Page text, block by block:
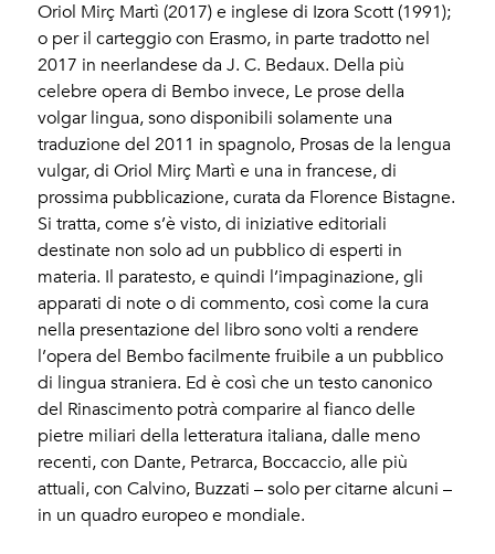
Oriol Mirç Martì (2017) e inglese di Izora Scott (1991);
o per il carteggio con Erasmo, in parte tradotto nel
2017 in neerlandese da J. C. Bedaux. Della più
celebre opera di Bembo invece, Le prose della
volgar lingua, sono disponibili solamente una
traduzione del 2011 in spagnolo, Prosas de la lengua
vulgar, di Oriol Mirç Martì e una in francese, di
prossima pubblicazione, curata da Florence Bistagne.
Si tratta, come s’è visto, di iniziative editoriali
destinate non solo ad un pubblico di esperti in
materia. Il paratesto, e quindi l’impaginazione, gli
apparati di note o di commento, così come la cura
nella presentazione del libro sono volti a rendere
l’opera del Bembo facilmente fruibile a un pubblico
di lingua straniera. Ed è così che un testo canonico
del Rinascimento potrà comparire al fianco delle
pietre miliari della letteratura italiana, dalle meno
recenti, con Dante, Petrarca, Boccaccio, alle più
attuali, con Calvino, Buzzati – solo per citarne alcuni –
in un quadro europeo e mondiale.